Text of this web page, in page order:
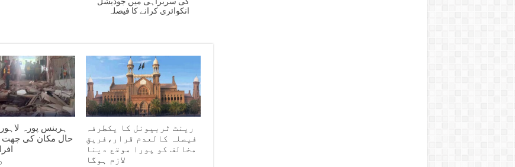
انکوائری کرانے کا فیصلہ
ہربنس پورہ
رینٹ ٹربیونل کا یکطرفہ
فیصلہ کالعدم قرار،فریقِ
مخالف کو پورا موقع دینا
لازم ہوگا